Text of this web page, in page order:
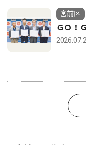
宮前区
ＧＯ！